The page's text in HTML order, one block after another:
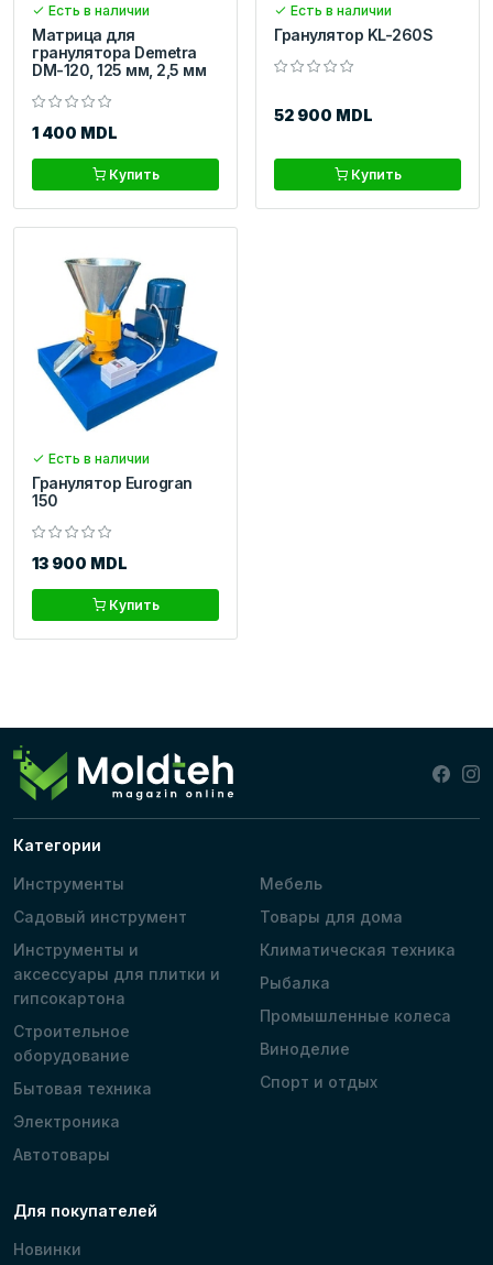
Есть в наличии
Матрица для
гранулятора Demetra
DM-120, 125 мм, 2,5 мм
1 400 MDL
Купить
Есть в наличии
Гранулятор KL-260S
52 900 MDL
Купить
Есть в наличии
Гранулятор Eurogran
150
13 900 MDL
Купить
Категории
Инструменты
Садовый инструмент
Инструменты и
аксессуары для плитки и
гипсокартона
Строительное
оборудование
Бытовая техника
Электроника
Автотовары
Мебель
Товары для дома
Климатическая техника
Рыбалка
Промышленные колеса
Виноделие
Спорт и отдых
Для покупателей
Новинки